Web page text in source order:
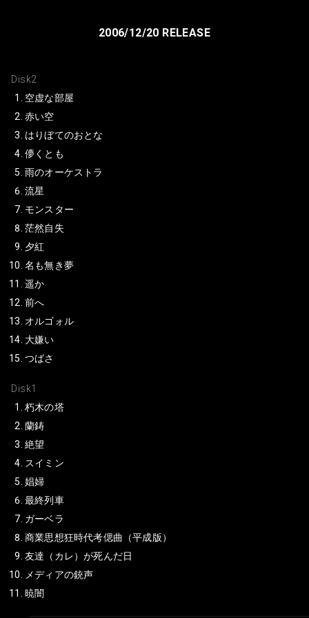
2006/12/20 RELEASE
Disk2
空虚な部屋
赤い空
はりぼてのおとな
儚くとも
雨のオーケストラ
流星
モンスター
茫然自失
夕紅
名も無き夢
遥か
前へ
オルゴォル
大嫌い
つばさ
Disk1
朽木の塔
蘭鋳
絶望
スイミン
娼婦
最終列車
ガーベラ
商業思想狂時代考偲曲（平成版）
友達（カレ）が死んだ日
メディアの銃声
暁闇